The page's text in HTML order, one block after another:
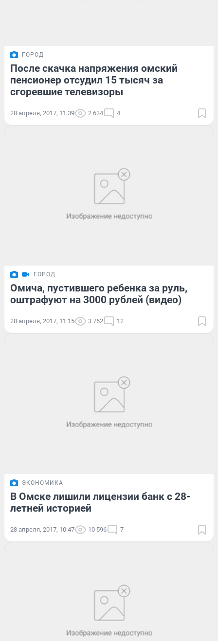
ГОРОД
После скачка напряжения омский
пенсионер отсудил 15 тысяч за
сгоревшие телевизоры
28 апреля, 2017, 11:39 2 634 4
ГОРОД
Омича, пустившего ребенка за руль,
оштрафуют на 3000 рублей (видео)
28 апреля, 2017, 11:15 3 762 12
ЭКОНОМИКА
В Омске лишили лицензии банк с 28-
летней историей
28 апреля, 2017, 10:47 10 596 7